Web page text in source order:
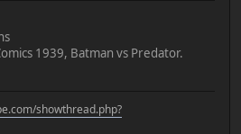
1939, Batman vs Predator.
showthread.php?